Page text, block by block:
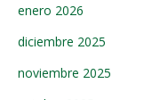
enero 2026
diciembre 2025
noviembre 2025